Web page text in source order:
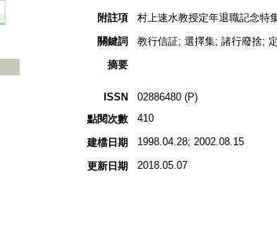
附註項
村上速水教授定年退職記念特
關鍵詞
教行信証; 選擇集; 諸行廢捨;
摘要
ISSN
02886480 (P)
點閱次數
410
建檔日期 1998.04.28; 2002.08.15
更新日期 2018.05.07